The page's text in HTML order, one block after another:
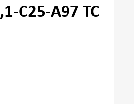
C25-A97 TC